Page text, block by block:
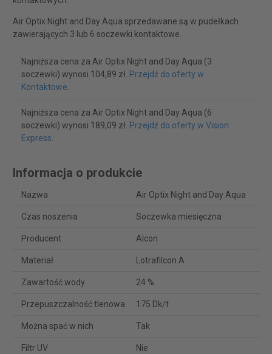
Air Optix Night and Day Aqua sprzedawane są w pudełkach
zawierających 3 lub 6 soczewki kontaktowe.
Najniższa cena za Air Optix Night and Day Aqua (3
soczewki) wynosi 104,89 zł. Przejdź do oferty w
Kontaktowe.
Najniższa cena za Air Optix Night and Day Aqua (6
soczewki) wynosi 189,09 zł. Przejdź do oferty w Vision
Express.
Informacja o produkcie
Nazwa Air Optix Night and Day Aqua
Czas noszenia Soczewka miesięczna
Producent Alcon
Materiał Lotrafilcon A
Zawartość wody 24 %
Przepuszczalność tlenowa 175 Dk/t
Można spać w nich Tak
Filtr UV Nie